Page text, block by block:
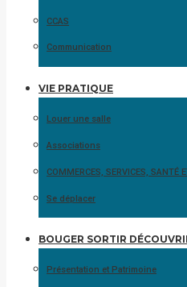
CCAS
Communication
VIE PRATIQUE
Louer une salle
Associations
COMMERCES, SERVICES, SANTÉ
Se déplacer
BOUGER SORTIR
Présentation et Patrimoine